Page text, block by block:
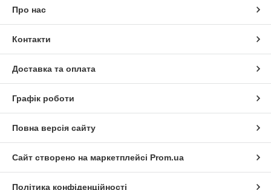
Про нас
Контакти
Доставка та оплата
Графік роботи
Повна версія сайту
Сайт створено на маркетплейсі Prom.ua
Політика конфіденційності